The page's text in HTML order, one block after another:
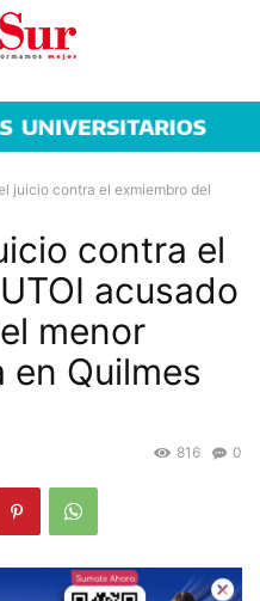
juicio contra el exmiembro del
contra el
acusado
menor
en Quilmes
0
816